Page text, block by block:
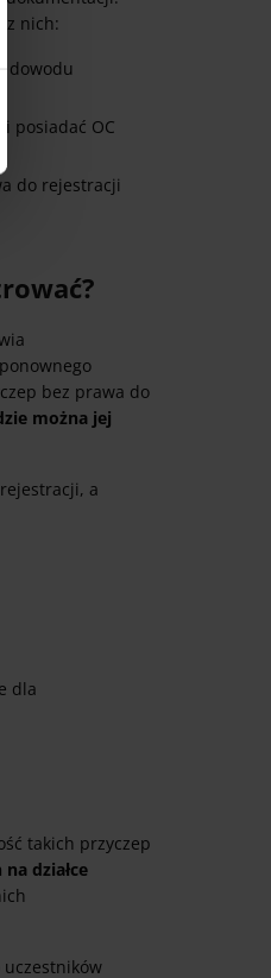
z nich:
dowodu
posiadać OC
do rejestracji
bez prawa do
można jej
a
dla
takich przyczep
działce